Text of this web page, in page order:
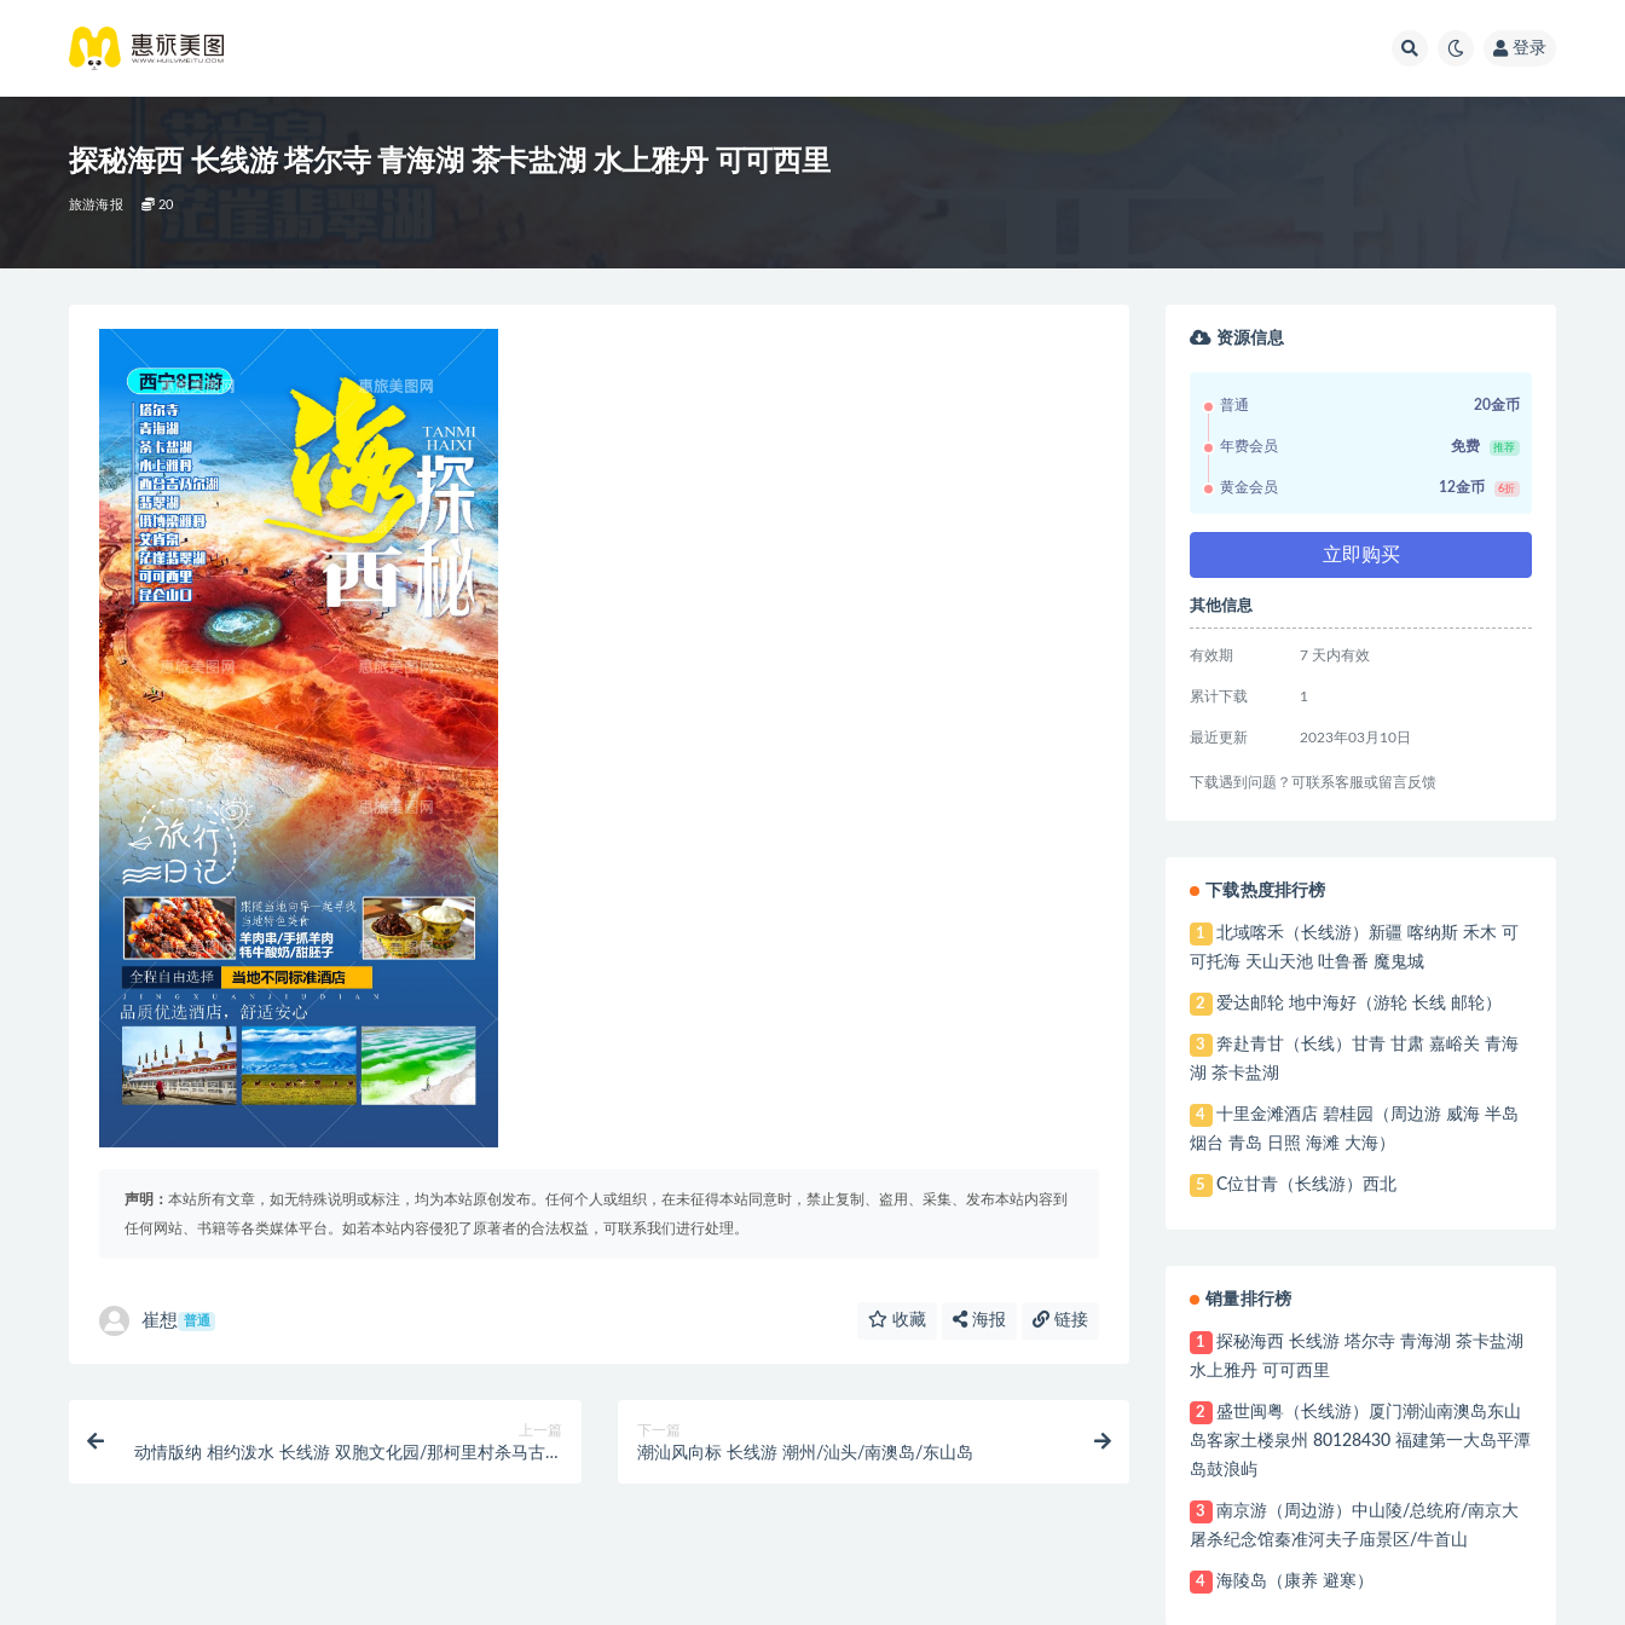
登录
探秘海西 长线游 塔尔寺 青海湖 茶卡盐湖 水上雅丹 可可西里
旅游海报 20
声明： 本站所有文章，如无特殊说明或标注，均为本站原创发布。任何个人或组织，在未征得本站同意时，禁止复制、盗用、采集、发布本站内容到
任何网站、书籍等各类媒体平台。如若本站内容侵犯了原著者的合法权益，可联系我们进行处理。
崔想 普通 收藏 海报 链接
上一篇
动情版纳 相约泼水 长线游 双胞文化园/那柯里村杀马古镇
下一篇
潮汕风向标 长线游 潮州/汕头/南澳岛/东山岛
资源信息
普通 20金币
年费会员 免费 推荐
黄金会员 12金币 6折
立即购买
其他信息
有效期 7 天内有效
累计下载 1
最近更新 2023年03月10日
下载遇到问题？可联系客服或留言反馈
下载热度排行榜
1
北域喀禾（长线游）新疆 喀纳斯 禾木 可
可托海 天山天池 吐鲁番 魔鬼城
2 爱达邮轮 地中海好（游轮 长线 邮轮）
3
奔赴青甘（长线）甘青 甘肃 嘉峪关 青海
湖 茶卡盐湖
4
十里金滩酒店 碧桂园（周边游 威海 半岛
烟台 青岛 日照 海滩 大海）
5 C位甘青（长线游）西北
销量排行榜
1
探秘海西 长线游 塔尔寺 青海湖 茶卡盐湖
水上雅丹 可可西里
2
盛世闽粤（长线游）厦门潮汕南澳岛东山
岛客家土楼泉州 80128430 福建第一大岛平潭
岛鼓浪屿
3
南京游（周边游）中山陵/总统府/南京大
屠杀纪念馆秦准河夫子庙景区/牛首山
4 海陵岛（康养 避寒）